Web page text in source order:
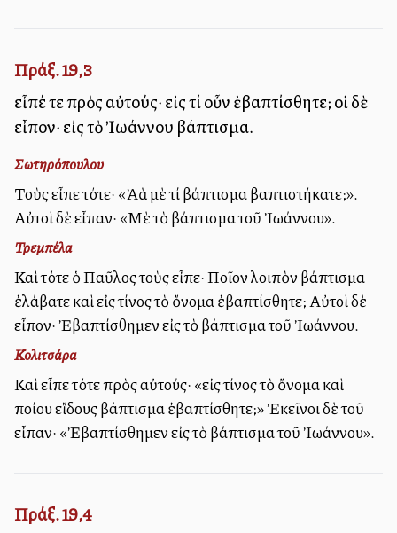
Πράξ. 19,3
εἶπέ τε πρὸς αὐτούς· εἰς τί οὖν ἐβαπτίσθητε; οἱ δὲ
εἶπον· εἰς τὸ Ἰωάννου βάπτισμα.
Σωτηρόπουλου
Τοὺς εἶπε τότε· «Ἀλλὰ μὲ τί βάπτισμα βαπτιστήκατε;».
Αὐτοὶ δὲ εἶπαν· «Μὲ τὸ βάπτισμα τοῦ Ἰωάννου».
Τρεμπέλα
Καὶ τότε ὁ Παῦλος τοὺς εἶπε· Ποῖον λοιπὸν βάπτισμα
ἐλάβατε καὶ εἰς τίνος τὸ ὄνομα ἐβαπτίσθητε; Αὐτοὶ δὲ
εἶπον· Ἐβαπτίσθημεν εἰς τὸ βάπτισμα τοῦ Ἰωάννου.
Κολιτσάρα
Καὶ εἶπε τότε πρὸς αὐτούς· «εἰς τίνος τὸ ὄνομα καὶ
ποίου εἴδους βάπτισμα ἐβαπτίσθητε;» Ἐκεῖνοι δὲ τοῦ
εἶπαν· «Ἐβαπτίσθημεν εἰς τὸ βάπτισμα τοῦ Ἰωάννου».
Πράξ. 19,4